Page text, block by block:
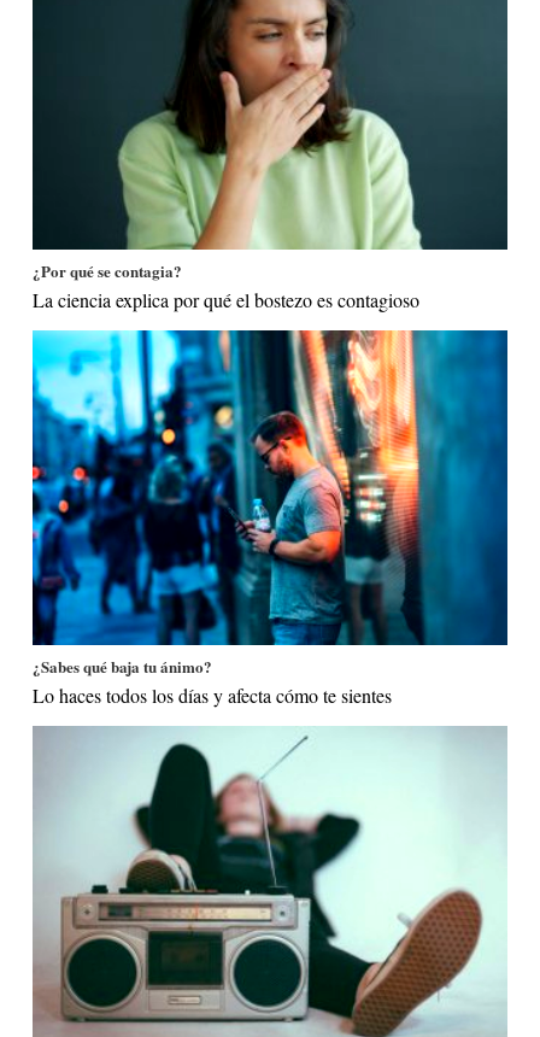
¿Por qué se contagia?
La ciencia explica por qué el bostezo es contagioso
¿Sabes qué baja tu ánimo?
Lo haces todos los días y afecta cómo te sientes